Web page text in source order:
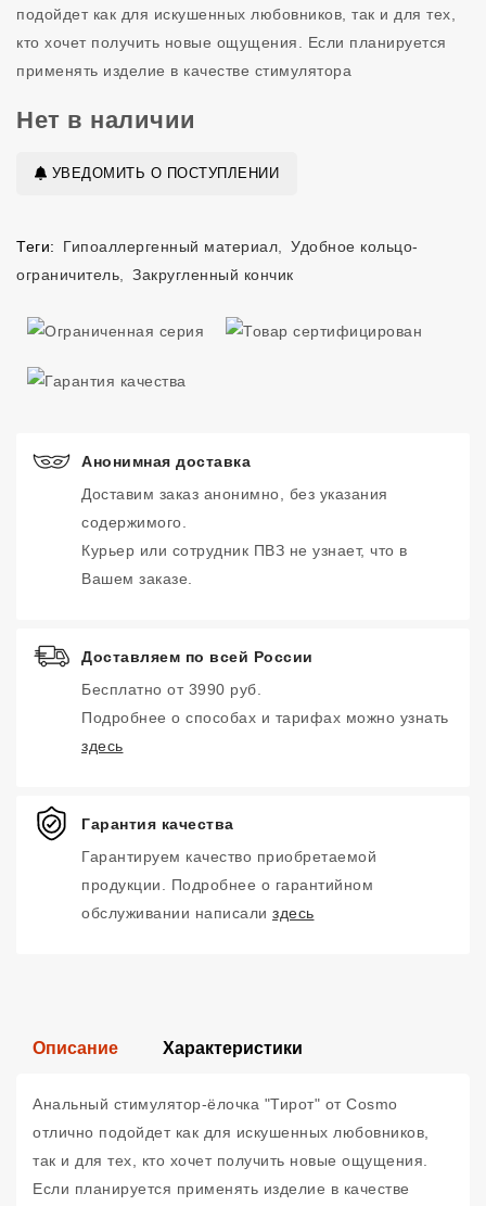
подойдет как для искушенных любовников, так и для тех,
кто хочет получить новые ощущения. Если планируется
применять изделие в качестве стимулятора
Нет в наличии
УВЕДОМИТЬ О ПОСТУПЛЕНИИ
Теги: Гипоаллергенный материал
Удобное кольцо-
ограничитель
Закругленный кончик
Анонимная доставка
Доставим заказ анонимно, без указания
содержимого.
Курьер или сотрудник ПВЗ не узнает, что в
Вашем заказе.
Доставляем по всей России
Бесплатно от 3990 руб.
Подробнее о способах и тарифах можно узнать
здесь
Гарантия качества
Гарантируем качество приобретаемой
продукции. Подробнее о гарантийном
обслуживании написали здесь
Описание Характеристики
Анальный стимулятор-ёлочка "Тирот" от Cosmo
отлично подойдет как для искушенных любовников,
так и для тех, кто хочет получить новые ощущения.
Если планируется применять изделие в качестве